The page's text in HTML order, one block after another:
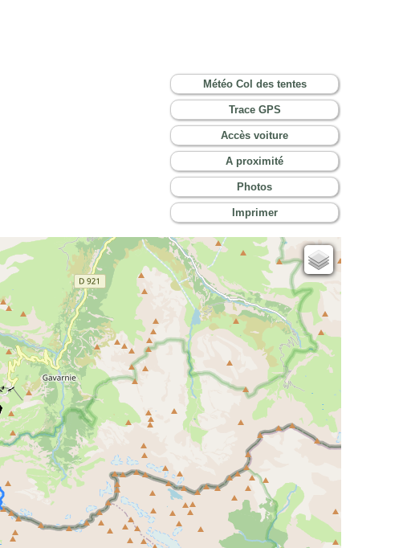
Météo Col des tentes
Trace GPS
Accès voiture
A proximité
Photos
Imprimer
Cartes IGN
Open Topo Map
Open Street Map
ESRI Word Imagery
Photographies aériennes